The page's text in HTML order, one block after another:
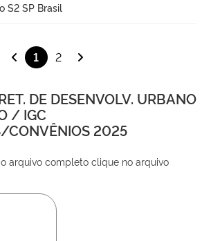
S2 SP Brasil
1 2
DE DESENVOLV. URBANO
/ IGC
CONVÊNIOS 2025
arquivo completo clique no arquivo